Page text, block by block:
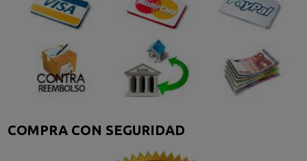
COMPRA CON SEGURIDAD